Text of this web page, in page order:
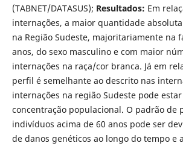
(TABNET/DATASUS); Resultados: Em
internações, a maior quantidade
na Região Sudeste, majoritariamente na
anos, do sexo masculino e com maior
internações na raça/cor branca. Já em
perfil é semelhante ao descrito nas
internações na região Sudeste pode
concentração populacional. O padrão de
indivíduos acima de 60 anos pode ser
de danos genéticos ao longo do tempo e